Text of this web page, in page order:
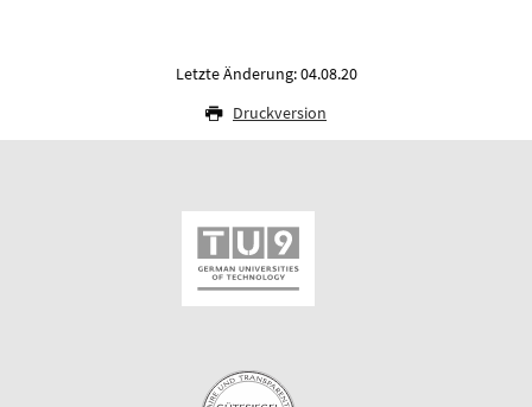
Letzte Änderung: 04.08.20
Druckversion